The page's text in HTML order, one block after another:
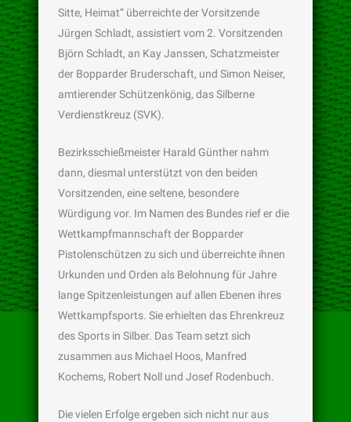
Sitte, Heimat“ überreichte der Vorsitzende
Jürgen Schladt, assistiert vom 2. Vorsitzenden
Björn Schladt, an Kay Janssen, Schatzmeister
der Bopparder Bruderschaft, und Simon Neiser,
amtierender Schützenkönig, das Silberne
Verdienstkreuz (SVK).
Bezirksschießmeister Harald Günther nahm
dann, diesmal unterstützt von den beiden
Vorsitzenden, eine seltene, besondere
Würdigung vor. Im Namen des Bundes rief er die
Wettkampfmannschaft der Bopparder
Pistolenschützen zu sich und überreichte ihnen
Urkunden und Orden als Belohnung für Jahre
lange Spitzenleistungen auf allen Ebenen ihres
Wettkampfsports. Sie erhielten das Ehrenkreuz
des Sports in Silber. Das Team setzt sich
zusammen aus Michael Hoos, Manfred
Kochems, Robert Noll und Josef Rodenbuch.
Die vielen Erfolge ergeben sich nicht nur aus